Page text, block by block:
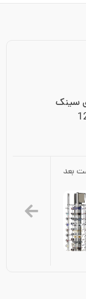
بعد